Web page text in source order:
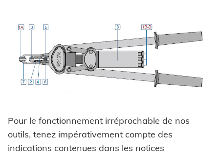
CONNECTEURS
Rivets aveugles
Ecrou à sertir
Goujons a sertir en aveugle
Pièces auto-sertissables
Pièces auto-perçantes
TRAITEMENT
Outillage de pose sur batterie
Outillage de pose manuel
Automation
Pour le fonctionnement irréprochable de nos
outils, tenez impérativement compte des
indications contenues dans les notices